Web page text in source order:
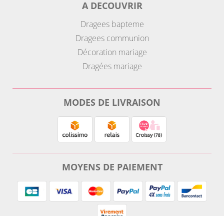
A DECOUVRIR
Dragees bapteme
Dragees communion
Décoration mariage
Dragées mariage
MODES DE LIVRAISON
MOYENS DE PAIEMENT